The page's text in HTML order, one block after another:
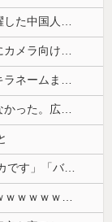
夏の風物詩が喰い物に…隅田川花火大会で暗躍した中国人「場所取り転売ヤー」の高笑い
【議論】テレ東・田中瞳アナ「一般人に勝手にカメラ向けられて恐怖を感じるの！」←これ
日本アニメに文化汚染された海外某国、キラキラネームまで日本風の”あれ”に影響されてしまった結果……
ロシア「高市は誰が原爆を投下したか言及しなかった。広島と長崎に落ちたのはUFOだと思っているのか?」
彫り師歴23年「タトゥー入れてる奴は99％バカです」「バカは5000円が好き」無断キャンセル、挨拶できない、金がない…客層をぶっちゃけ
【画像】 PS6と新型PSPのリーク写真ｗｗｗｗｗｗｗｗｗｗｗｗｗｗｗｗｗｗｗ